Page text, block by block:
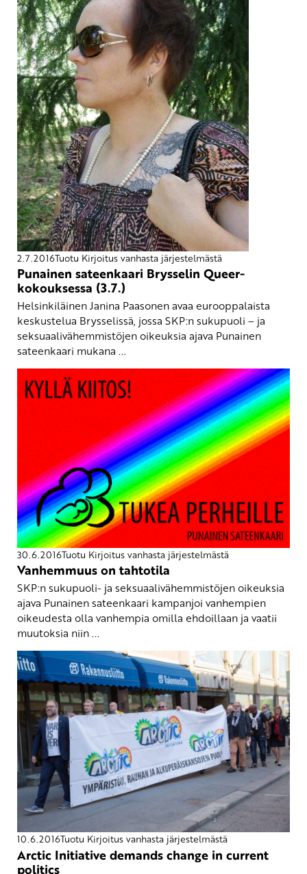
2.7.2016Tuotu Kirjoitus vanhasta järjestelmästä
Punainen sateenkaari Brysselin Queer-
kokouksessa (3.7.)
Helsinkiläinen Janina Paasonen avaa eurooppalaista
keskustelua Brysselissä, jossa SKP:n sukupuoli – ja
seksuaalivähemmistöjen oikeuksia ajava Punainen
sateenkaari mukana ...
30.6.2016Tuotu Kirjoitus vanhasta järjestelmästä
Vanhemmuus on tahtotila
SKP:n sukupuoli- ja seksuaalivähemmistöjen oikeuksia
ajava Punainen sateenkaari kampanjoi vanhempien
oikeudesta olla vanhempia omilla ehdoillaan ja vaatii
muutoksia niin ...
10.6.2016Tuotu Kirjoitus vanhasta järjestelmästä
Arctic Initiative demands change in current
politics